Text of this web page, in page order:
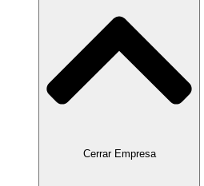
Cerrar Empresa